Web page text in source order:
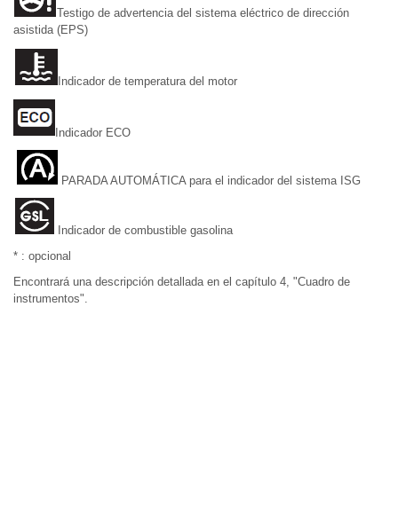
Testigo de advertencia del sistema eléctrico de dirección
asistida (EPS)
Indicador de temperatura del motor
Indicador ECO
PARADA AUTOMÁTICA para el indicador del sistema ISG
Indicador de combustible gasolina
* : opcional
Encontrará una descripción detallada en el capítulo 4, "Cuadro de
instrumentos".